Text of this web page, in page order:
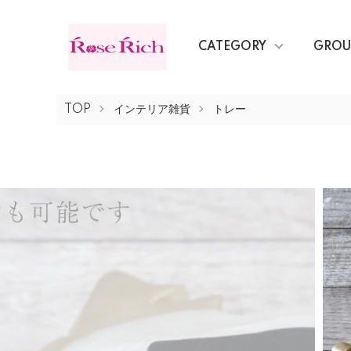
CATEGORY
TOP インテリア雑貨 トレー